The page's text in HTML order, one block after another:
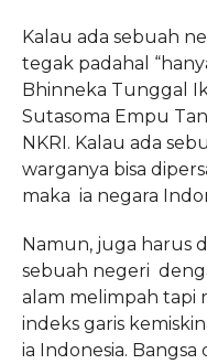
Kalau ada sebuah
tegak padahal
Bhinneka Tunggal
Sutasoma Empu
NKRI. Kalau ada
warganya bisa
maka ia negara
Namun, juga harus
sebuah negeri
alam melimpah tapi
indeks garis
ia Indonesia.